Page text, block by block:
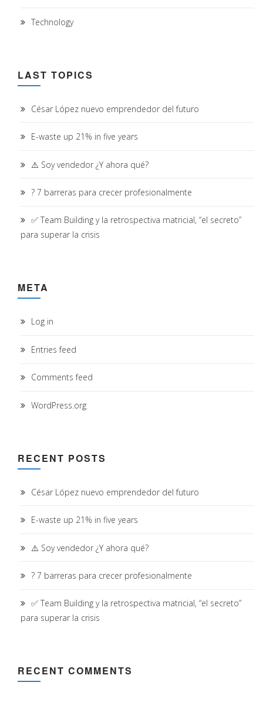
Technology
LAST TOPICS
César López nuevo emprendedor del futuro
E-waste up 21% in five years
⚠️ Soy vendedor ¿Y ahora qué?
? 7 barreras para crecer profesionalmente
✅ Team Building y la retrospectiva matricial, “el secreto”
para superar la crisis
META
Log in
Entries feed
Comments feed
WordPress.org
RECENT POSTS
César López nuevo emprendedor del futuro
E-waste up 21% in five years
⚠️ Soy vendedor ¿Y ahora qué?
? 7 barreras para crecer profesionalmente
✅ Team Building y la retrospectiva matricial, “el secreto”
para superar la crisis
RECENT COMMENTS